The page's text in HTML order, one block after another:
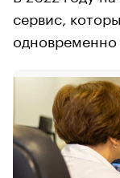
сервис,